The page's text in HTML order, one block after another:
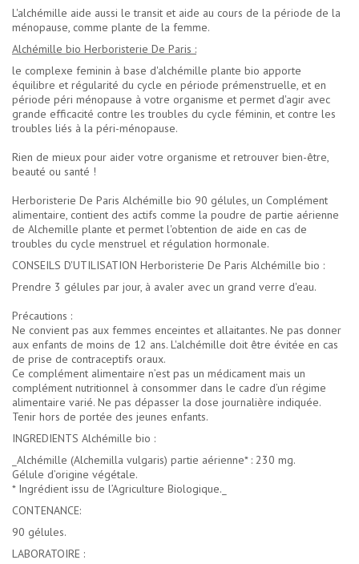
L'alchémille aide aussi le transit et aide au cours de la période de la
ménopause, comme plante de la femme.
Alchémille bio Herboristerie De Paris :
le complexe feminin à base d'alchémille plante bio apporte
équilibre et régularité du cycle en période prémenstruelle, et en
période péri ménopause à votre organisme et permet d'agir avec
grande efficacité contre les troubles du cycle féminin, et contre les
troubles liés à la péri-ménopause.
Rien de mieux pour aider votre organisme et retrouver bien-être,
beauté ou santé !
Herboristerie De Paris Alchémille bio 90 gélules, un Complément
alimentaire, contient des actifs comme la poudre de partie aérienne
de Alchemille plante et permet l'obtention de aide en cas de
troubles du cycle menstruel et régulation hormonale.
CONSEILS D'UTILISATION Herboristerie De Paris Alchémille bio :
Prendre 3 gélules par jour, à avaler avec un grand verre d'eau.
Précautions :
Ne convient pas aux femmes enceintes et allaitantes. Ne pas donner
aux enfants de moins de 12 ans. L'alchémille doit être évitée en cas
de prise de contraceptifs oraux.
Ce complément alimentaire n’est pas un médicament mais un
complément nutritionnel à consommer dans le cadre d’un régime
alimentaire varié. Ne pas dépasser la dose journalière indiquée.
Tenir hors de portée des jeunes enfants.
INGREDIENTS Alchémille bio :
_Alchémille (Alchemilla vulgaris) partie aérienne* : 230 mg.
Gélule d’origine végétale.
* Ingrédient issu de l’Agriculture Biologique._
CONTENANCE:
90 gélules.
LABORATOIRE :